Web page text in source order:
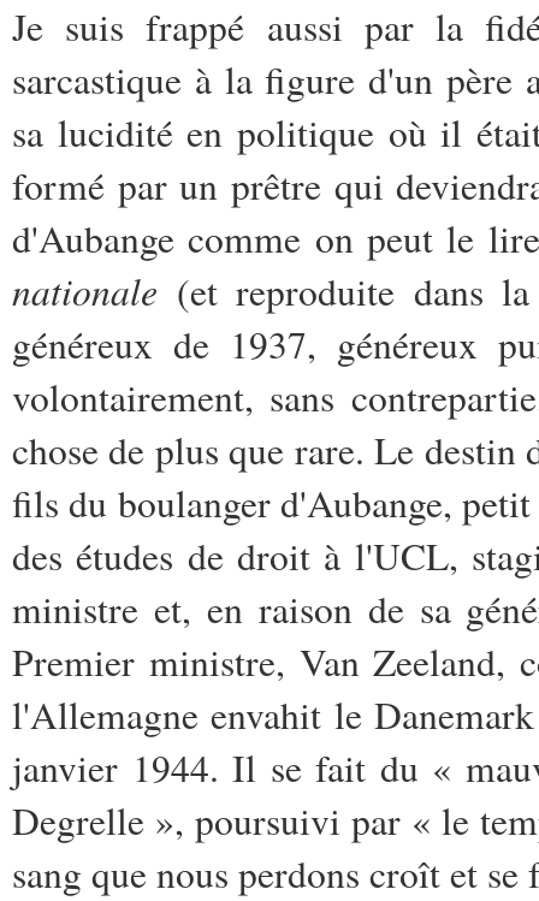
Je suis frappé aussi par la
sarcastique à la figure d'un père
sa lucidité en politique où il
formé par un prêtre qui
d'Aubange comme on peut le
nationale (et reproduite dans
généreux de 1937, généreux
volontairement, sans
chose de plus que rare. Le destin
fils du boulanger d'Aubange,
des études de droit à l'UCL,
ministre et, en raison de sa
Premier ministre, Van Zeeland,
l'Allemagne envahit le
janvier 1944. Il se fait du «
Degrelle », poursuivi par « le
sang que nous perdons croît et